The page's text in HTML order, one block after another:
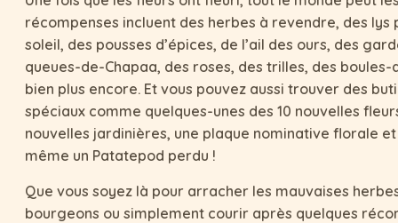
récompenses incluent des herbes à revendre, des
soleil, des pousses d’épices, de l’ail des ours, des
queues-de-Chapaa, des roses, des trilles, des
bien plus encore. Et vous pouvez aussi trouver des
spéciaux comme quelques-unes des 10 nouvelles
nouvelles jardinières, une plaque nominative florale
même un Patatepod perdu !
Que vous soyez là pour arracher les mauvaises
bourgeons ou simplement courir après quelques